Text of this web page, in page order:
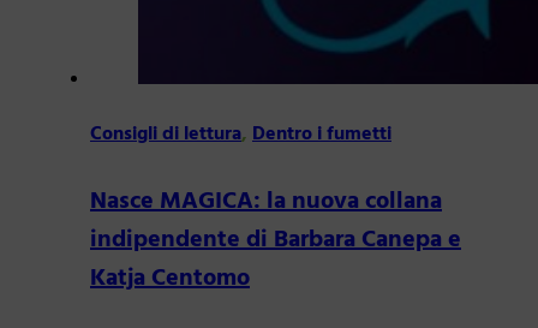
Consigli di lettura,Dentro i fumetti
Nasce MAGICA: la nuova collana
indipendente di Barbara Canepa e
Katja Centomo